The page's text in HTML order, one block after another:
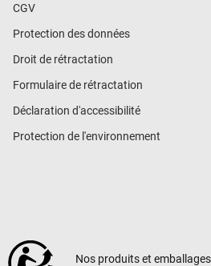
CGV
Protection des données
Droit de rétractation
Formulaire de rétractation
Déclaration d'accessibilité
Protection de l'environnement
Nos produits et